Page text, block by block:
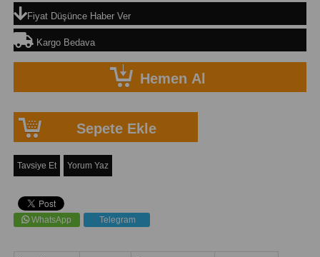
Fiyat Düşünce Haber Ver
Kargo Bedava
Tavsiye Et Yorum Yaz
WhatsApp Telegram